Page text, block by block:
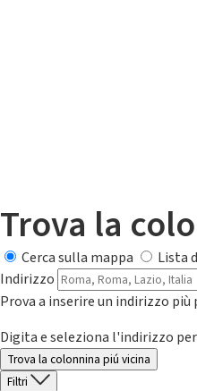
Trova la
Cerca sulla mappa
Lista
Indirizzo
Prova a inserire un indirizzo più
Digita e seleziona l'indirizzo
Trova la colonnina piú vicina
Filtri